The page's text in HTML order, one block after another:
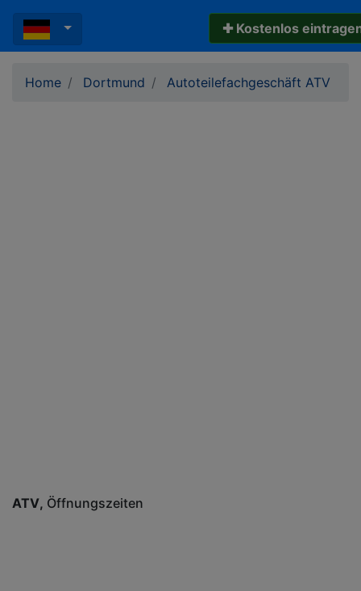
✚ Kostenlos
Home Dortmund Autoteilefachgeschäft ATV
ATV Öffnungszeiten